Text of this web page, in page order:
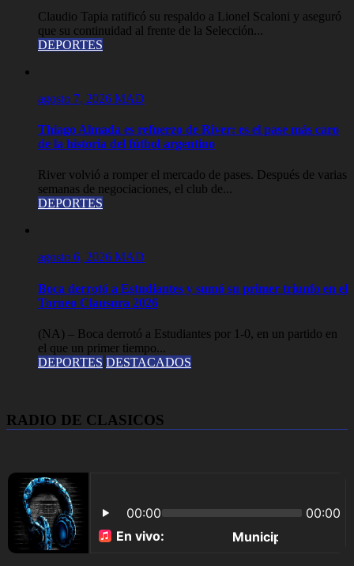
Claudio Tapia ratificó su respaldo a Lionel Scaloni y aseguró
que su continuidad al frente de la Selección...
DEPORTES
agosto 7, 2026 MAD
Thiago Almada es refuerzo de River: es el pase más caro
de la historia del fútbol argentino
River volvió a romper el mercado de pases. Después de varias
semanas de negociaciones, el club de...
DEPORTES
agosto 6, 2026 MAD
Boca derrotó a Estudiantes y sumó su primer triunfo en el
Torneo Clausura 2026
(NA) – Boca derrotó a Estudiantes por 1-0, en un partido en
el que un primer tiempo...
DEPORTES DESTACADOS
RADIO DE CLASICOS